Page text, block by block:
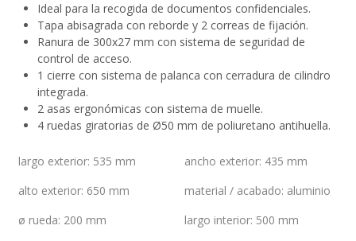
Ideal para la recogida de documentos confidenciales.
Tapa abisagrada con reborde y 2 correas de fijación.
Ranura de 300x27 mm con sistema de seguridad de
control de acceso.
1 cierre con sistema de palanca con cerradura de cilindro
integrada.
2 asas ergonómicas con sistema de muelle.
4 ruedas giratorias de Ø50 mm de poliuretano antihuella.
largo exterior: 535 mm ancho exterior: 435 mm
alto exterior: 650 mm material / acabado: aluminio
ø rueda: 200 mm largo interior: 500 mm